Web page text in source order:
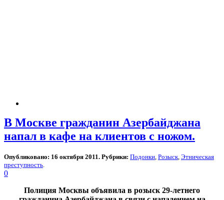
В Москве гражданин Азербайджана
напал в кафе на клиентов с ножом.
Опубликовано: 16 октября 2011. Рубрики: Подонки Розыск Этническая
преступность
0
Полиция Москвы объявила в розыск 29-летнего